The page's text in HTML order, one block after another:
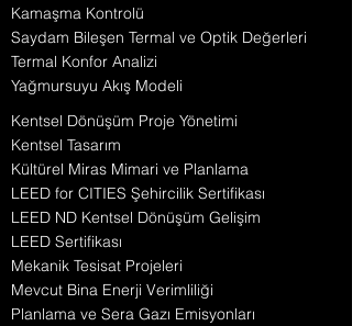
Kamaşma Kontrolü
Saydam Bileşen Termal ve Optik Değerleri
Termal Konfor Analizi
Yağmursuyu Akış Modeli
Kentsel Dönüşüm Proje Yönetimi
Kentsel Tasarım
Kültürel Miras Mimari ve Planlama
LEED for CITIES Şehircilik Sertifikası
LEED ND Kentsel Dönüşüm Gelişim
LEED Sertifikası
Mekanik Tesisat Projeleri
Mevcut Bina Enerji Verimliliği
Planlama ve Sera Gazı Emisyonları